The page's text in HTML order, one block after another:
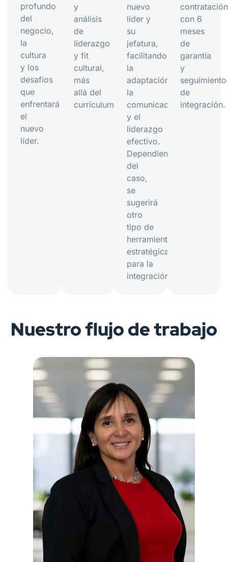
profundo
del
negocio,
la
cultura
y los
desafíos
que
enfrentará
el
nuevo
líder.
y
análisis
de
liderazgo
y fit
cultural,
más
allá del
currículum.
nuevo
líder y
su
jefatura,
facilitando
la
adaptación,
la
comunicación
y el
liderazgo
efectivo.
Dependiendo
del
caso,
se
sugerirá
otro
tipo de
herramienta
estratégica
para la
integración.
con 6
meses
de
garantía
y
seguimiento
de
integración.
Nuestro flujo de trabajo